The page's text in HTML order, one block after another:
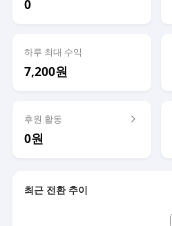
0
하루 최대 수익
7,200원
후원 활동
0원
최근 전환 추이